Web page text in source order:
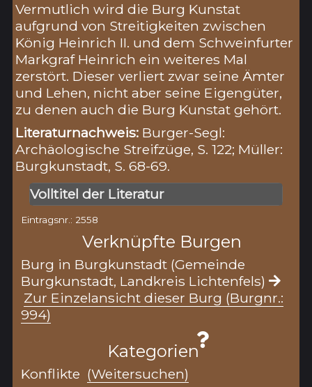
Vermutlich wird die Burg Kunstat
aufgrund von Streitigkeiten zwischen
König Heinrich II. und dem Schweinfurter
Markgraf Heinrich ein weiteres Mal
zerstört. Dieser verliert zwar seine Ämter
und Lehen, nicht aber seine Eigengüter,
zu denen auch die Burg Kunstat gehört.
Literaturnachweis: Burger-Segl:
Archäologische Streifzüge, S. 122; Müller:
Burgkunstadt, S. 68-69.
Volltitel der Literatur
Eintragsnr.: 2558
Verknüpfte Burgen
Burg in Burgkunstadt (Gemeinde
Burgkunstadt, Landkreis Lichtenfels)
Zur Einzelansicht dieser Burg (Burgnr.:
994)
Kategorien
Konflikte (Weitersuchen)